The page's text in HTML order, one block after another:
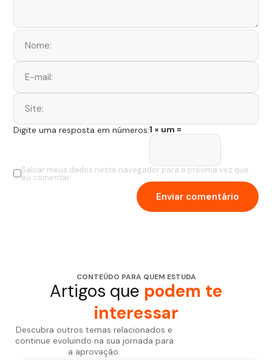
Salvar meus dados neste navegador para a próxima vez que
eu comentar.
Digite uma resposta em números:1 × um =
CONTEÚDO PARA QUEM ESTUDA
Artigos que podem te
interessar
Descubra outros temas relacionados e
continue evoluindo na sua jornada para
a aprovação.